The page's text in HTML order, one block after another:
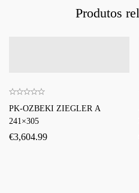
Produtos
PK-OZBEKI ZIEGLER A
241×305
€3,604.99